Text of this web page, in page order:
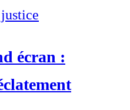
écran :